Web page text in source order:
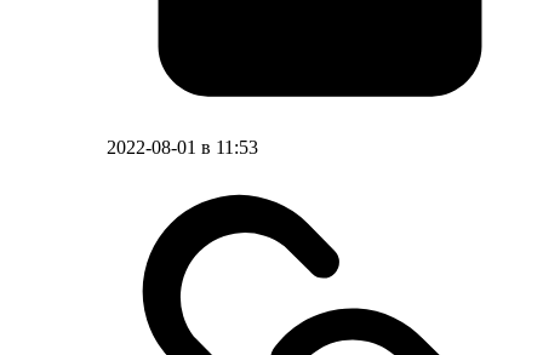
2022-08-01 в 11:53